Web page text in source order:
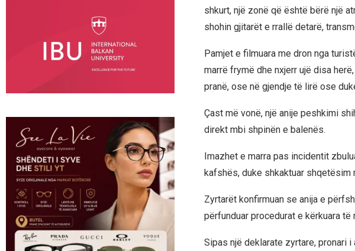
shkurt, një zonë që është bërë një
shohin gjitarët e rrallë detarë,
Pamjet e filmuara me dron nga
marrë frymë dhe nxjerr ujë disa
pranë, ose në gjendje të lirë ose
Çast më vonë, një anije peshkimi
direkt mbi shpinën e balenës.
Imazhet e marra pas incidentit
kafshës, duke shkaktuar
Zyrtarët konfirmuan se anija e
përfunduar procedurat e kërkuara
Sipas një deklarate zyrtare, pronari